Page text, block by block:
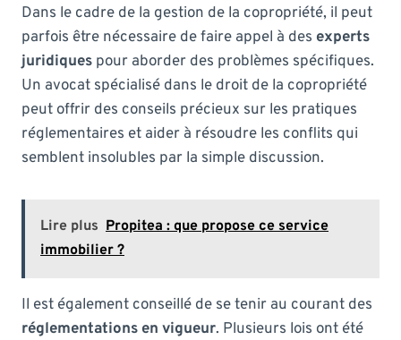
Dans le cadre de la gestion de la copropriété, il peut
parfois être nécessaire de faire appel à des experts
juridiques pour aborder des problèmes spécifiques.
Un avocat spécialisé dans le droit de la copropriété
peut offrir des conseils précieux sur les pratiques
réglementaires et aider à résoudre les conflits qui
semblent insolubles par la simple discussion.
Lire plus Propitea : que propose ce service
immobilier ?
Il est également conseillé de se tenir au courant des
réglementations en vigueur. Plusieurs lois ont été